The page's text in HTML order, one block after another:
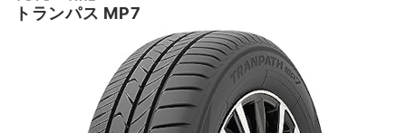
トランパス MP7